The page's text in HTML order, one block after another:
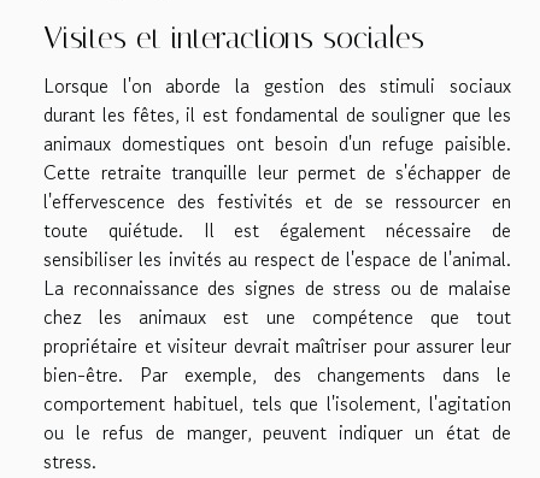
Visites et interactions sociales
Lorsque l'on aborde la gestion des stimuli sociaux
durant les fêtes, il est fondamental de souligner que les
animaux domestiques ont besoin d'un refuge paisible.
Cette retraite tranquille leur permet de s'échapper de
l'effervescence des festivités et de se ressourcer en
toute quiétude. Il est également nécessaire de
sensibiliser les invités au respect de l'espace de l'animal.
La reconnaissance des signes de stress ou de malaise
chez les animaux est une compétence que tout
propriétaire et visiteur devrait maîtriser pour assurer leur
bien-être. Par exemple, des changements dans le
comportement habituel, tels que l'isolement, l'agitation
ou le refus de manger, peuvent indiquer un état de
stress.